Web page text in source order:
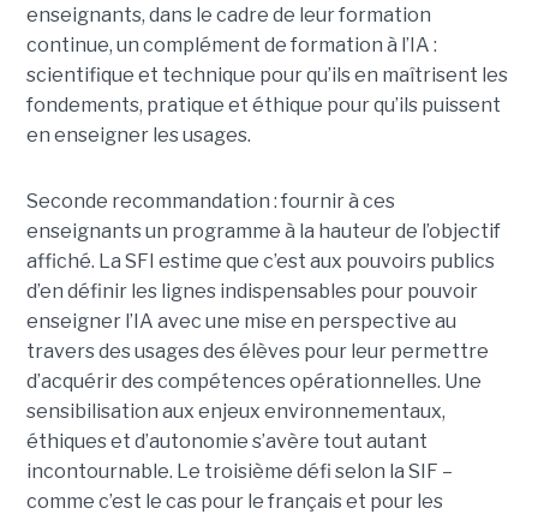
enseignants, dans le cadre de leur formation
continue, un complément de formation à l’IA :
scientifique et technique pour qu’ils en maîtrisent les
fondements, pratique et éthique pour qu’ils puissent
en enseigner les usages.
Seconde recommandation : fournir à ces
enseignants un programme à la hauteur de l’objectif
affiché. La SFI estime que c’est aux pouvoirs publics
d’en définir les lignes indispensables pour pouvoir
enseigner l’IA avec une mise en perspective au
travers des usages des élèves pour leur permettre
d’acquérir des compétences opérationnelles. Une
sensibilisation aux enjeux environnementaux,
éthiques et d’autonomie s’avère tout autant
incontournable. Le troisième défi selon la SIF –
comme c’est le cas pour le français et pour les